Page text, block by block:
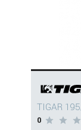
TIGAR
0